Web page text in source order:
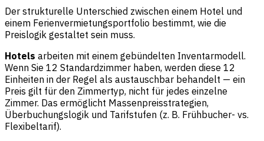
Der strukturelle Unterschied zwischen einem Hotel und
einem Ferienvermietungsportfolio bestimmt, wie die
Preislogik gestaltet sein muss.
Hotels arbeiten mit einem gebündelten Inventarmodell.
Wenn Sie 12 Standardzimmer haben, werden diese 12
Einheiten in der Regel als austauschbar behandelt — ein
Preis gilt für den Zimmertyp, nicht für jedes einzelne
Zimmer. Das ermöglicht Massenpreisstrategien,
Überbuchungslogik und Tarifstufen (z. B. Frühbucher- vs.
Flexibeltarif).